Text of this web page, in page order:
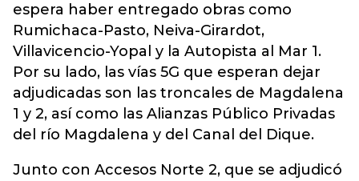
espera haber entregado obras como
Rumichaca-Pasto, Neiva-Girardot,
Villavicencio-Yopal y la Autopista al Mar 1.
Por su lado, las vías 5G que esperan dejar
adjudicadas son las troncales de Magdalena
1 y 2, así como las Alianzas Público Privadas
del río Magdalena y del Canal del Dique.
Junto con Accesos Norte 2, que se adjudicó